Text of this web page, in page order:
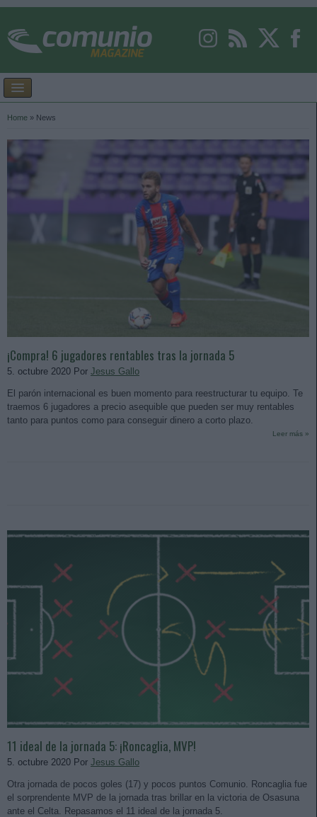
Home » News
¡Compra! 6 jugadores rentables tras la jornada 5
5. octubre 2020 Por Jesus Gallo
El parón internacional es buen momento para reestructurar tu equipo. Te
traemos 6 jugadores a precio asequible que pueden ser muy rentables
tanto para puntos como para conseguir dinero a corto plazo.
Leer más »
11 ideal de la jornada 5: ¡Roncaglia, MVP!
5. octubre 2020 Por Jesus Gallo
Otra jornada de pocos goles (17) y pocos puntos Comunio. Roncaglia fue
el sorprendente MVP de la jornada tras brillar en la victoria de Osasuna
ante el Celta. Repasamos el 11 ideal de la jornada 5.